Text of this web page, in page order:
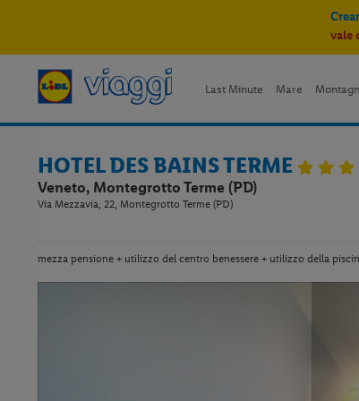
vale
Last Minute Mare
HOTEL DES BAINS TERME
Veneto, Montegrotto Terme (PD)
Via Mezzavia, 22, Montegrotto Terme (PD)
mezza pensione + utilizzo del centro benessere + utilizzo della